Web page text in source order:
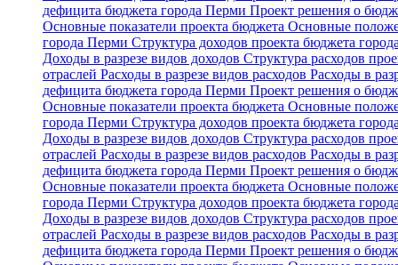
дефицита бюджета города Перми Проект решения о
Основные показатели проекта бюджета Основные
города Перми Структура доходов проекта бюджета
Доходы в разрезе видов доходов Структура расходов
отраслей Расходы в разрезе видов расходов Расходы в
дефицита бюджета города Перми Проект решения о
Основные показатели проекта бюджета Основные
города Перми Структура доходов проекта бюджета
Доходы в разрезе видов доходов Структура расходов
отраслей Расходы в разрезе видов расходов Расходы в
дефицита бюджета города Перми Проект решения о
Основные показатели проекта бюджета Основные
города Перми Структура доходов проекта бюджета
Доходы в разрезе видов доходов Структура расходов
отраслей Расходы в разрезе видов расходов Расходы в
дефицита бюджета города Перми Проект решения о